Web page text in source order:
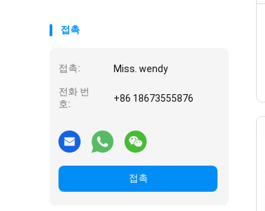
접촉
접촉: Miss. wendy
전화 번
호:
+86 18673555876
접촉